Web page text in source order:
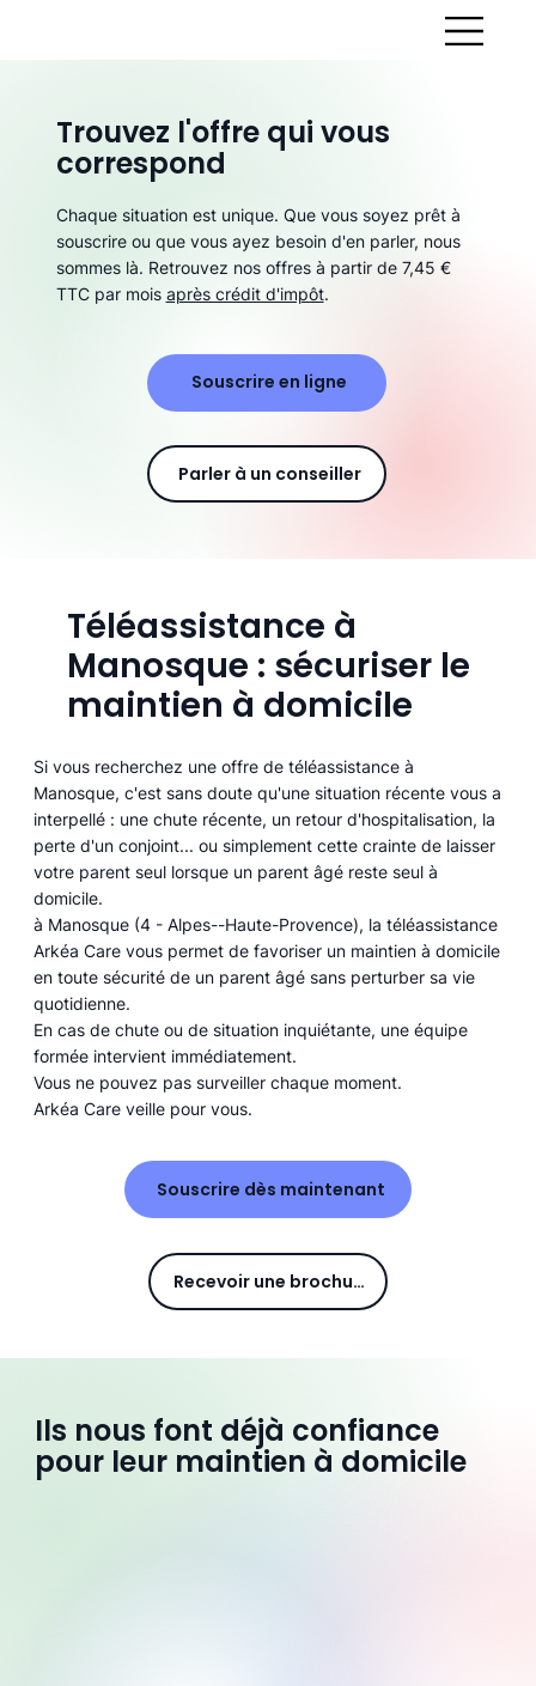
Téléassistance à
Manosque : sécuriser le
maintien à domicile
Si vous recherchez une offre de téléassistance à
Manosque, c'est sans doute qu'une situation récente vous a
interpellé : une chute récente, un retour d'hospitalisation, la
perte d'un conjoint... ou simplement cette crainte de laisser
votre parent seul lorsque un parent âgé reste seul à
domicile.
à Manosque (4 - Alpes--Haute-Provence), la téléassistance
Arkéa Care vous permet de favoriser un maintien à domicile
en toute sécurité de un parent âgé sans perturber sa vie
quotidienne.
En cas de chute ou de situation inquiétante, une équipe
formée intervient immédiatement.
Vous ne pouvez pas surveiller chaque moment.
Arkéa Care veille pour vous.
Souscrire dès maintenant
Recevoir une brochure
Ils nous font déjà confiance
pour leur maintien à domicile
Trouvez l'offre qui vous
correspond
Chaque situation est unique. Que vous soyez prêt à
souscrire ou que vous ayez besoin d'en parler, nous
sommes là. Retrouvez nos offres à partir de 7,45 €
TTC par mois après crédit d'impôt.
Souscrire en ligne
Parler à un conseiller